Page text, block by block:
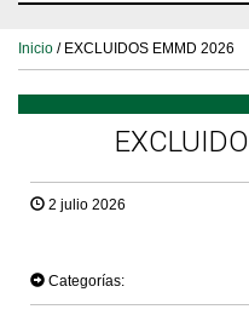
Inicio / EXCLUIDOS EMMD 2026
2 julio 2026
Categorías: